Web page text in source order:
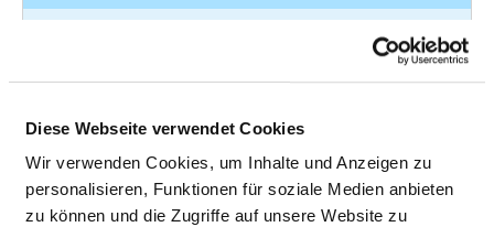
Diese Webseite verwendet Cookies
Wir verwenden Cookies, um Inhalte und Anzeigen zu
personalisieren, Funktionen für soziale Medien anbieten
zu können und die Zugriffe auf unsere Website zu
Panikstörung
5
Dissoziative Störungen
Konversionsstörungen -
Dissoziative
Krampfanfälle
F44.5